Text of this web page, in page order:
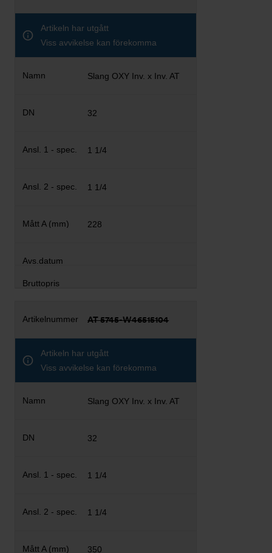
Artikeln har utgått
Viss avvikelse kan förekomma
Slang OXY Inv. x Inv. AT
32
1 1/4
1 1/4
228
AT 5745-W46515104
Artikeln har utgått
Viss avvikelse kan förekomma
Slang OXY Inv. x Inv. AT
32
1 1/4
1 1/4
350